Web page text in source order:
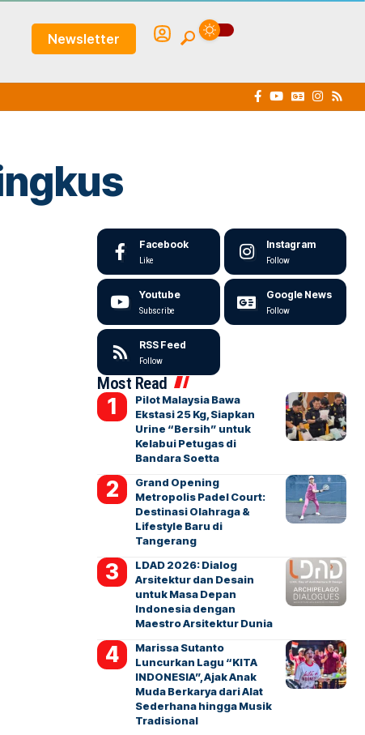
Newsletter
Facebook
Like
Instagram
Follow
Youtube
Subscribe
Google News
Follow
RSS Feed
Follow
Most Read
Pilot Malaysia Bawa
Ekstasi 25 Kg, Siapkan
Urine “Bersih” untuk
Kelabui Petugas di
Bandara Soetta
Grand Opening
Metropolis Padel Court:
Destinasi Olahraga &
Lifestyle Baru di
Tangerang
LDAD 2026: Dialog
Arsitektur dan Desain
untuk Masa Depan
Indonesia dengan
Maestro Arsitektur Dunia
Marissa Sutanto
Luncurkan Lagu “KITA
INDONESIA”, Ajak Anak
Muda Berkarya dari Alat
Sederhana hingga Musik
Tradisional